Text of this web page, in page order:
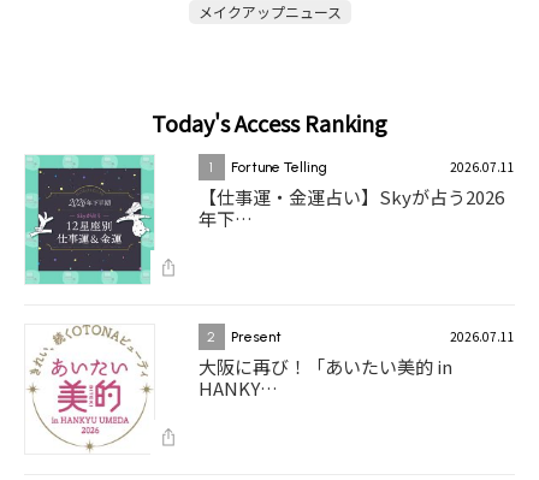
メイクアップニュース
Today's Access Ranking
1 Fortune Telling 2026.07.11
【仕事運・金運占い】Skyが占う2026
年下…
2 Present 2026.07.11
大阪に再び！「あいたい美的 in
HANKY…